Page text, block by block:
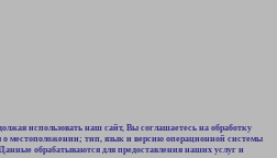
использовать наш сайт, Вы соглашаетесь на обработку
о местоположении; тип, язык и версию операционной системы
обрабатываются для предоставления наших услуг и